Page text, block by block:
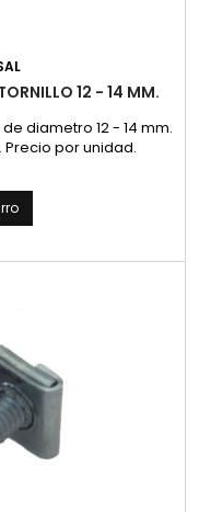
12 - 14 MM.
diametro 12 - 14 mm.
por unidad.